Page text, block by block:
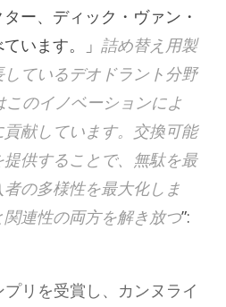
ー、ディック・ヴァン・
います。」 詰め替え用製
ているデオドラント分野
のイノベーションによ
献しています。交換可能
供することで、無駄を最
の多様性を最大化しま
連性の両方を解き放つ”:
リを受賞し、カンヌライ